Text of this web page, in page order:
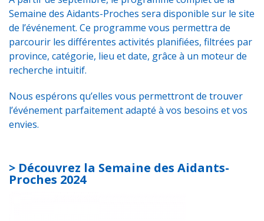
Semaine des Aidants-Proches sera disponible sur le site
de l’événement. Ce programme vous permettra de
parcourir les différentes activités planifiées, filtrées par
province, catégorie, lieu et date, grâce à un moteur de
recherche intuitif.
Nous espérons qu’elles vous permettront de trouver
l’événement parfaitement adapté à vos besoins et vos
envies.
> Découvrez la Semaine des Aidants-
Proches 2024